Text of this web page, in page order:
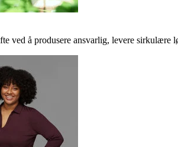
ved å produsere ansvarlig, levere